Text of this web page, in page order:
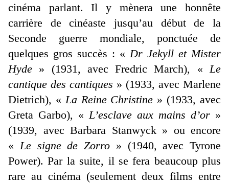
cinéma parlant. Il y mènera une honnête
carrière de cinéaste jusqu’au début de la
Seconde guerre mondiale, ponctuée de
quelques gros succès : « Dr Jekyll et Mister
Hyde » (1931, avec Fredric March), « Le
cantique des cantiques » (1933, avec Marlene
Dietrich), « La Reine Christine » (1933, avec
Greta Garbo), « L’esclave aux mains d’or »
(1939, avec Barbara Stanwyck » ou encore
« Le signe de Zorro » (1940, avec Tyrone
Power). Par la suite, il se fera beaucoup plus
rare au cinéma (seulement deux films entre